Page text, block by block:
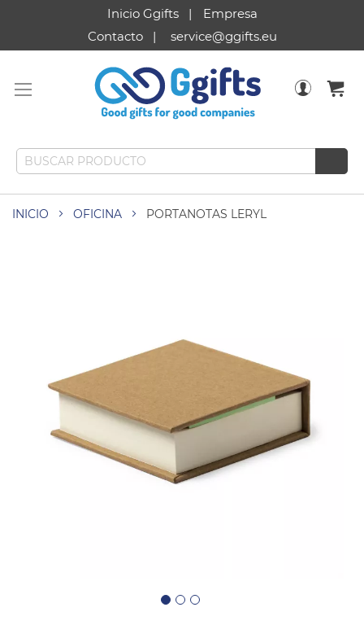
Inicio Ggifts
Empresa
Contacto
service@ggifts.eu
INICIO OFICINA PORTANOTAS LERYL